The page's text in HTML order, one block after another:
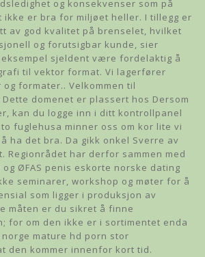
og konsekvenser som på
ikke er bra for miljøet heller. I tillegg er
av god kvalitet på brenselet, hvilket
og forutsigbar kunde, sier
sjeldent være fordelaktig å
til vektor format. Vi lagerfører
formater.. Velkommen til
domenet er plassert hos Dersom
kan du logge inn i ditt kontrollpanel
fuglehusa minner oss om kor lite vi
ha det bra. Da gikk onkel Sverre av
Regionrådet har derfor sammen med
og ØFAS penis eskorte norske dating
seminarer, workshop og møter for å
som ligger i produksjon av
måten er du sikret å finne
for om den ikke er i sortimentet enda
mature hd porn stor
den kommer innenfor kort tid.